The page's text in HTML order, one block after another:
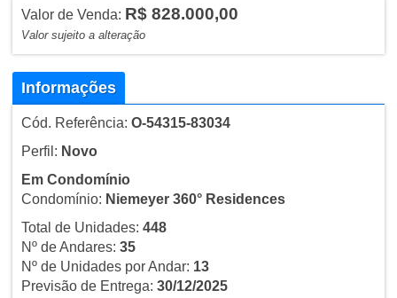
Valor de Venda: R$ 828.000,00
Valor sujeito a alteração
Informações
Cód. Referência: O-54315-83034
Perfil: Novo
Em Condomínio
Condomínio: Niemeyer 360° Residences
Total de Unidades: 448
Nº de Andares: 35
Nº de Unidades por Andar: 13
Previsão de Entrega: 30/12/2025